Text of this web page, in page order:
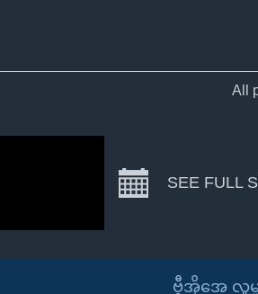
All
SEE FULL
ဗွီအိုအေ လူမှု